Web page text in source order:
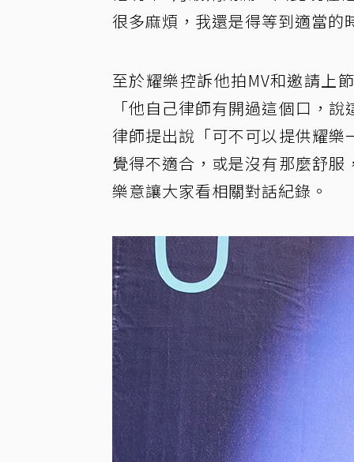
很多麻煩，我還是得等到適當
至於耀樂控訴他拍MV和邀請上
「他自己律師有開過這個口，
律師提出說「可不可以提供耀
覺得不適合，或是沒有那麼舒
樂意讓大家看相關對話紀錄。